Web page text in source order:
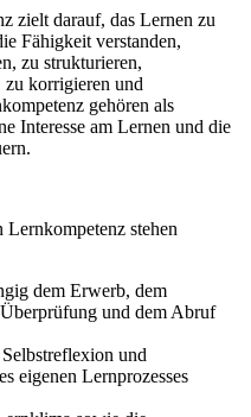
zielt darauf, das Lernen zu
Fähigkeit verstanden,
zu strukturieren,
korrigieren und
gehören als
Interesse am Lernen und die
stehen
dem Erwerb, dem
und dem Abruf
und
eigenen Lernprozesses